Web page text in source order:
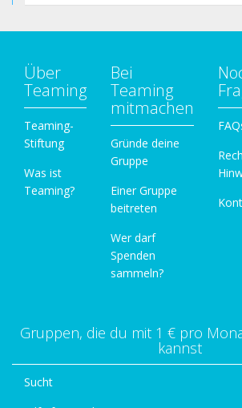
Über
Teaming
Teaming-
Stiftung
Was ist
Teaming?
Bei
Teaming
mitmachen
Gründe deine
Gruppe
Einer Gruppe
beitreten
Wer darf
Spenden
sammeln?
Gruppen, die du mit 1 € pro
kannst
Sucht